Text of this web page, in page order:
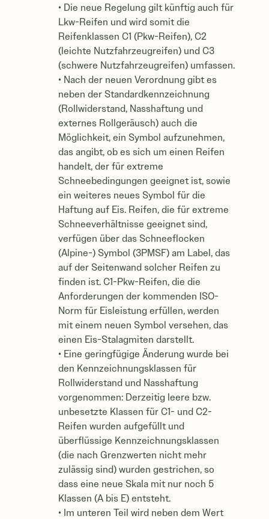
• Die neue Regelung gilt künftig auch für
Lkw-Reifen und wird somit die
Reifenklassen C1 (Pkw-Reifen), C2
(leichte Nutzfahrzeugreifen) und C3
(schwere Nutzfahrzeugreifen) umfassen.
• Nach der neuen Verordnung gibt es
neben der Standardkennzeichnung
(Rollwiderstand, Nasshaftung und
externes Rollgeräusch) auch die
Möglichkeit, ein Symbol aufzunehmen,
das angibt, ob es sich um einen Reifen
handelt, der für extreme
Schneebedingungen geeignet ist, sowie
ein weiteres neues Symbol für die
Haftung auf Eis. Reifen, die für extreme
Schneeverhältnisse geeignet sind,
verfügen über das Schneeflocken
(Alpine-) Symbol (3PMSF) am Label, das
auf der Seitenwand solcher Reifen zu
finden ist. C1-Pkw-Reifen, die die
Anforderungen der kommenden ISO-
Norm für Eisleistung erfüllen, werden
mit einem neuen Symbol versehen, das
einen Eis-Stalagmiten darstellt.
• Eine geringfügige Änderung wurde bei
den Kennzeichnungsklassen für
Rollwiderstand und Nasshaftung
vorgenommen: Derzeitig leere bzw.
unbesetzte Klassen für C1- und C2-
Reifen wurden aufgefüllt und
überflüssige Kennzeichnungsklassen
(die nach Grenzwerten nicht mehr
zulässig sind) wurden gestrichen, so
dass eine neue Skala mit nur noch 5
Klassen (A bis E) entsteht.
• Im unteren Teil wird neben dem Wert